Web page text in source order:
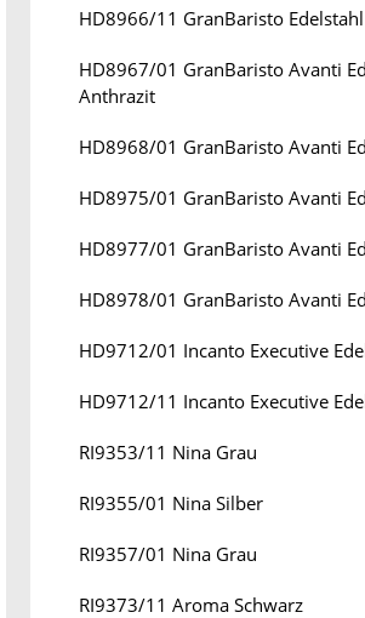
HD8966/11 GranBaristo
HD8967/01 GranBaristo Avanti
Anthrazit
HD8968/01 GranBaristo Avanti
HD8975/01 GranBaristo Avanti
HD8977/01 GranBaristo Avanti
HD8978/01 GranBaristo Avanti
HD9712/01 Incanto Executive
HD9712/11 Incanto Executive
RI9353/11 Nina Grau
RI9355/01 Nina Silber
RI9357/01 Nina Grau
RI9373/11 Aroma Schwarz